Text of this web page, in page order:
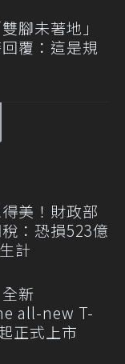
腳未著地」
覆：這是規
美！財政部
：恐損523億
計
新
all-new T-
正式上市